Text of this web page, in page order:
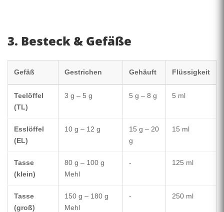
3. Besteck & Gefäße
Gefäß Gestrichen Gehäuft Flüssigkeit
Teelöffel
(TL)
3 g – 5 g 5 g – 8 g 5 ml
Esslöffel
(EL)
10 g – 12 g
15 g – 20
g
15 ml
Tasse
(klein)
80 g – 100 g
Mehl
- 125 ml
Tasse
(groß)
150 g – 180 g
Mehl
- 250 ml